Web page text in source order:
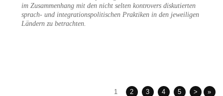
im Zusammenhang mit den nicht selten kontrovers diskutierten
sprach- und integrationspolitischen Praktiken in den jeweiligen
Ländern zu betrachten.
1 2 3 4 5 > »